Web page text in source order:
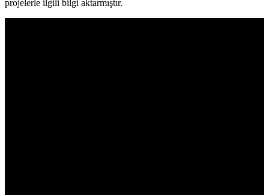
projelerle ilgili bilgi aktarmıştır.